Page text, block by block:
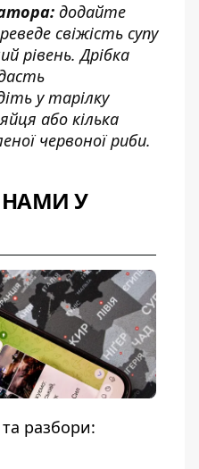
додайте
свіжість супу
рівень. Дрібка
у тарілку
або кілька
червоної риби.
НАМИ У
разбори: